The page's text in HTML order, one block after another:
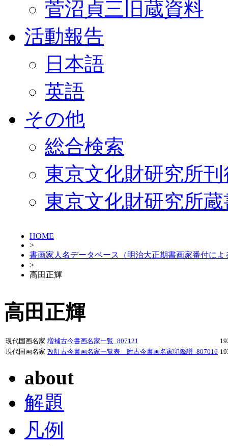
菅沼貞三旧蔵資料
活動報告
日本語
英語
その他
総合検索
東京文化財研究所
東京文化財研究所
HOME
>
書画家人名データベース（明治大正期書画家番付によ
>
高田正輝
高田正輝
現代国画名家 増補古今書画名家一覧_807121
現代国画名家 改訂古今書画名家一覧表 附古今書画名家印鑑譜_807016
about
解題
凡例